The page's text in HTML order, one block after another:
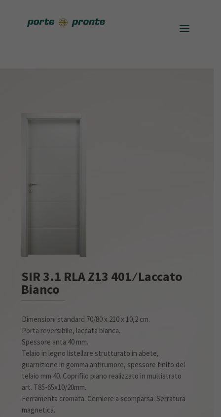
SIR 3.1 RLA Z13 401 ⁄ Laccato
Bianco
Dimensioni standard 70/80 x 210 x 10,2 cm.
Porta reversibile, laccata bianca.
Spessore anta 40 mm.
Telaio in legno listellare strutturato in abete,
guarnizione in gomma antirumore, spessore finito del
telaio mm 40. Coprifilo piano realizzato in multistrato
art. T85-65x10/20mm.
Ferramenta cromata. Cerniere a scomparsa. Serratura
magnetica.